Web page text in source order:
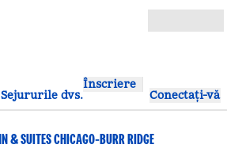
Sejururile dvs.
Înscriere
Conectați-vă
& SUITES CHICAGO-BURR RIDGE